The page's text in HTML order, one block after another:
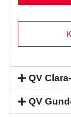
QV
QV